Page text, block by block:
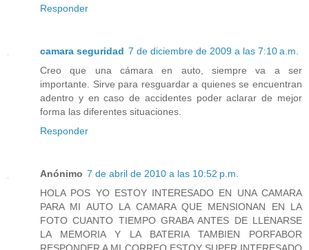
Responder
camara seguridad 7 de diciembre de 2009 a las 7:10 a.m.
Creo que una cámara en auto, siempre va a ser
importante. Sirve para resguardar a quienes se encuentran
adentro y en caso de accidentes poder aclarar de mejor
forma las diferentes situaciones.
Responder
Anónimo 7 de abril de 2010 a las 10:52 p.m.
HOLA POS YO ESTOY INTERESADO EN UNA CAMARA
PARA MI AUTO LA CAMARA QUE MENSIONAN EN LA
FOTO CUANTO TIEMPO GRABA ANTES DE LLENARSE
LA MEMORIA Y LA BATERIA TAMBIEN PORFABOR